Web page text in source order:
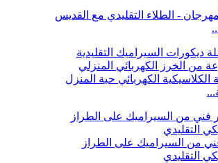
- الطلاء التقليدي مع القديس
الكلاسيكية الكهربائي حبة المنزل
من السيراميك على الطراز
التقليدي